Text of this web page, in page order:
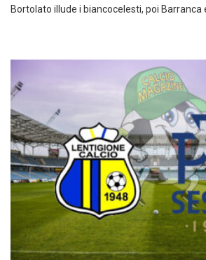
Bortolato illude i biancocelesti, poi Barranca